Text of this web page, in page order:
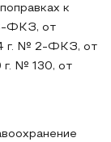
к
ФКЗ, от
г. № 2-ФКЗ, от
г. № 130, от